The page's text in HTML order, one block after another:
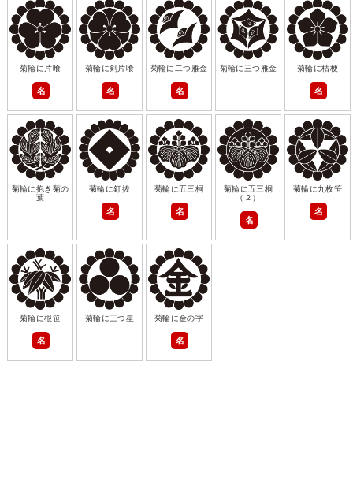
菊輪に片喰
名
菊輪に剣片喰
名
菊輪に二つ雁金
名
菊輪に三つ雁金 菊輪に桔梗
名
菊輪に抱き菊の
葉
菊輪に釘抜
名
菊輪に五三桐
名
菊輪に五三桐
（２）
名
菊輪に九枚笹
名
菊輪に根笹
名
菊輪に三つ星 菊輪に金の字
名